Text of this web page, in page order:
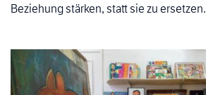
Beziehung stärken, statt sie zu ersetzen.